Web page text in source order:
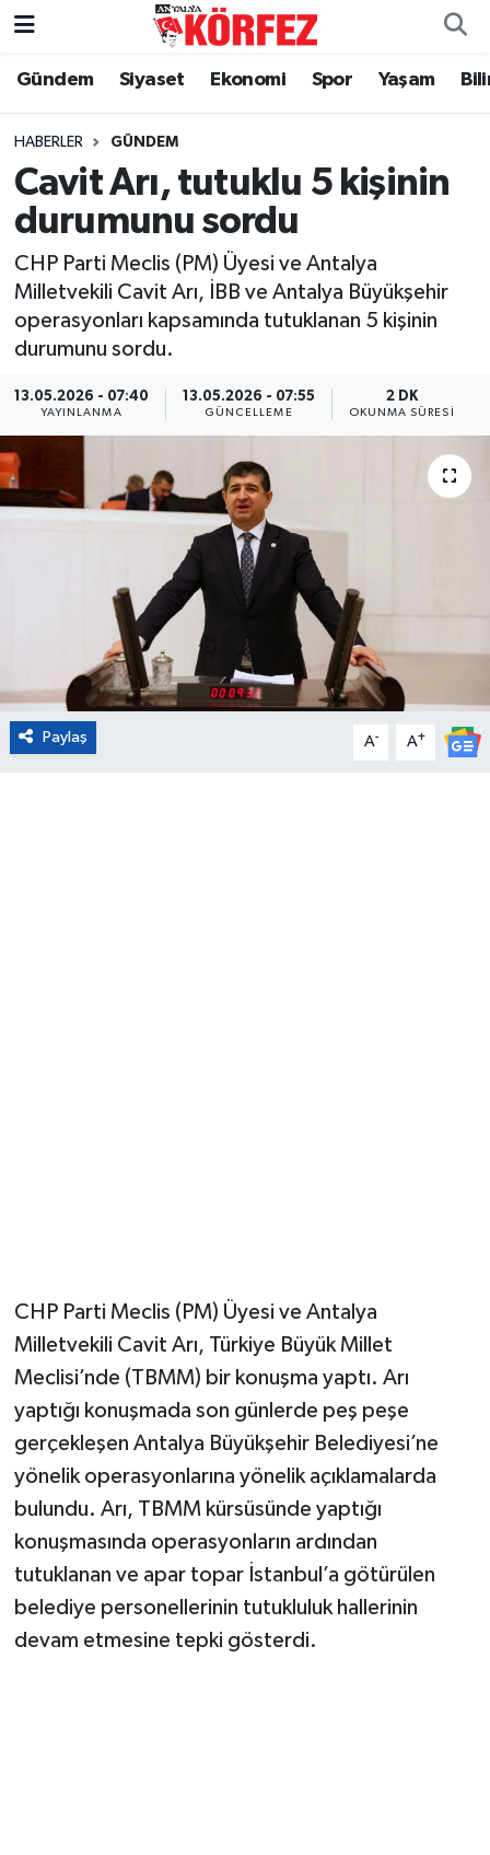
Gündem Siyaset Ekonomi Spor Yaşam
HABERLER GÜNDEM
Cavit Arı, tutuklu 5 kişinin
durumunu sordu
CHP Parti Meclis (PM) Üyesi ve Antalya
Milletvekili Cavit Arı, İBB ve Antalya Büyükşehir
operasyonları kapsamında tutuklanan 5 kişinin
durumunu sordu.
13.05.2026 - 07:40
YAYINLANMA
13.05.2026 - 07:55
GÜNCELLEME
2 DK
OKUNMA SÜRESI
Paylaş A- A+
CHP Parti Meclis (PM) Üyesi ve Antalya
Milletvekili Cavit Arı, Türkiye Büyük Millet
Meclisi’nde (TBMM) bir konuşma yaptı. Arı
yaptığı konuşmada son günlerde peş peşe
gerçekleşen Antalya Büyükşehir Belediyesi’ne
yönelik operasyonlarına yönelik açıklamalarda
bulundu. Arı, TBMM kürsüsünde yaptığı
konuşmasında operasyonların ardından
tutuklanan ve apar topar İstanbul’a götürülen
belediye personellerinin tutukluluk hallerinin
devam etmesine tepki gösterdi.
Gündem
Siyaset
Yerel Yönetim
Yaşam
Asayiş
Magazin
Turizm
Çevre
Nöbetçi Eczaneler
Hava Durumu
Trafik Durumu
Süper Lig Puan Durumu ve Fikstür
Son Dakika Haberleri
Haber Arşivi